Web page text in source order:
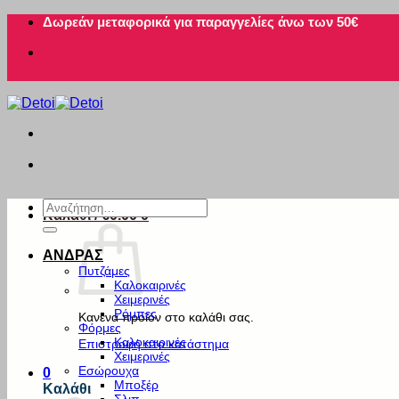
Μετάβαση
περιεχόμενο
Δωρεάν μεταφορικά για παραγγελίες άνω των 50€
Καλάθι /€0.00 0
Κανένα προϊόν στο καλάθι σας.
Επιστροφή στο κατάστημα
0
Καλάθι
Αναζήτηση
για:
ΑΝΔΡΑΣ
Πυτζάμες
Καλοκαιρινές
Χειμερινές
Ρόμπες
Φόρμες
Καλοκαιρινές
Χειμερινές
Εσώρουχα
Μποξέρ